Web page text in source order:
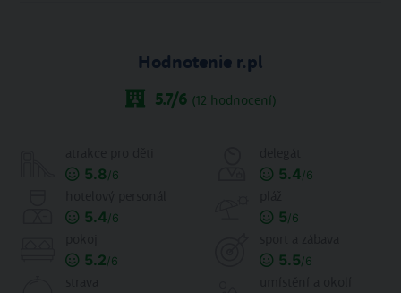
Hodnotenie r.pl
5.7/6 (12 hodnocení)
5.8/6 5.4/6
5.4/6 5/6
5.2/6 5.5/6